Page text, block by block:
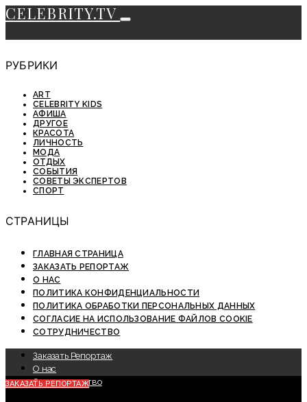
CELEBRITY.TV
РУБРИКИ
ART
CELEBRITY KIDS
АФИША
ДРУГОЕ
КРАСОТА
ЛИЧНОСТЬ
МОДА
ОТДЫХ
СОБЫТИЯ
СОВЕТЫ ЭКСПЕРТОВ
СПОРТ
СТРАНИЦЫ
ГЛАВНАЯ СТРАНИЦА
ЗАКАЗАТЬ РЕПОРТАЖ
О НАС
ПОЛИТИКА КОНФИДЕНЦИАЛЬНОСТИ
ПОЛИТИКА ОБРАБОТКИ ПЕРСОНАЛЬНЫХ ДАННЫХ
СОГЛАСИЕ НА ИСПОЛЬЗОВАНИЕ ФАЙЛОВ COOKIE
СОТРУДНИЧЕСТВО
Заказать Репортаж
О нас
Сотрудничество
ЗАКАЗАТЬ РЕПОРТАЖ